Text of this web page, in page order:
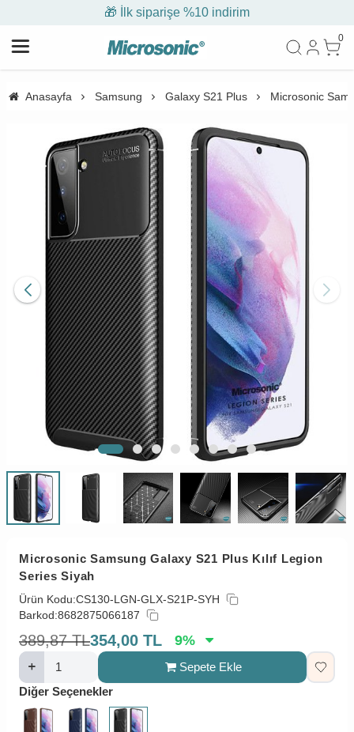
🎁 İlk siparişe %10 indirim
0
Anasayfa Samsung Galaxy S21 Plus Microsonic
Microsonic Samsung Galaxy S21 Plus Kılıf Legion
Series Siyah
Ürün Kodu:CS130-LGN-GLX-S21P-SYH
Barkod:8682875066187
389,87 TL354,00 TL 9%
Sepete Ekle
Diğer Seçenekler